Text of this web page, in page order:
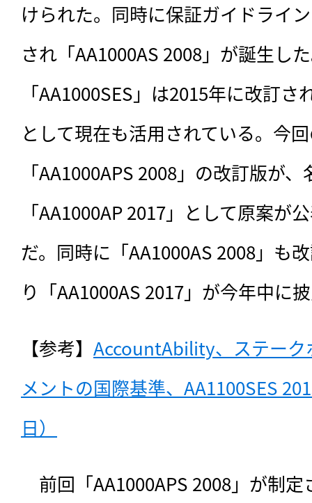
けられた。同時に保証ガイドライ
され「AA1000AS 2008」が誕生し
「AA1000SES」は2015年に改訂さ
として現在も活用されている。今
「AA1000APS 2008」の改訂版が
「AA1000AP 2017」として原案が
だ。同時に「AA1000AS 2008」も
り「AA1000AS 2017」が今年中に
【参考】 AccountAbility、ステーク
メントの国際基準、AA1100SES
日）
前回「AA1000APS 2008」が制